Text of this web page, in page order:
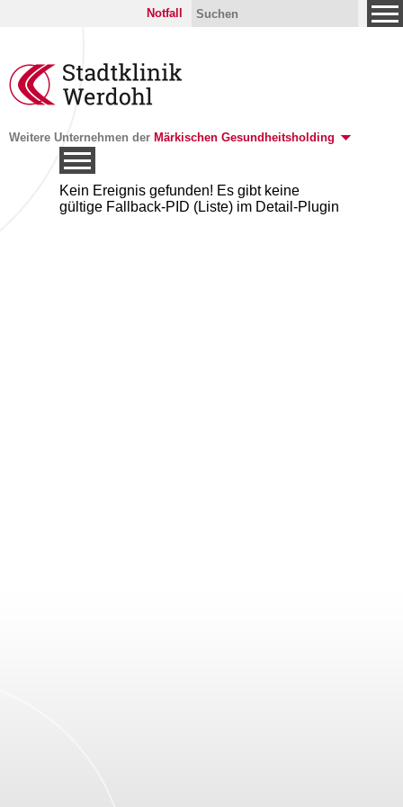
Notfall
Weitere Unternehmen der Märkischen Gesundheitsholding
Kein Ereignis gefunden! Es gibt keine
gültige Fallback-PID (Liste) im Detail-Plugin